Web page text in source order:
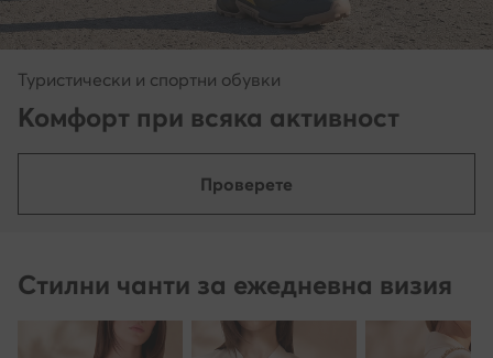
Туристически и спортни обувки
Комфорт при всяка активност
Проверете
Стилни чанти за ежедневна визия